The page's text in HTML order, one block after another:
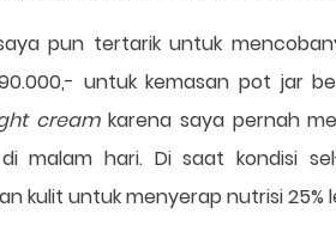
pun tertarik untuk
untuk kemasan pot jar
creamkarena saya pernah
di malam hari. Di saat kondisi
kulit untuk menyerap nutrisi 25%